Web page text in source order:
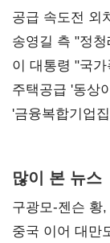
공급 속도전 외
리모델링' 제안
송영길 측 "정
총선 지휘 못해"
이 대통령 "국
진실 밝혀야"
주택공급 '동상
'금융복합기업
많이 본 뉴스
구광모-젠슨 황
중국 이어 대만